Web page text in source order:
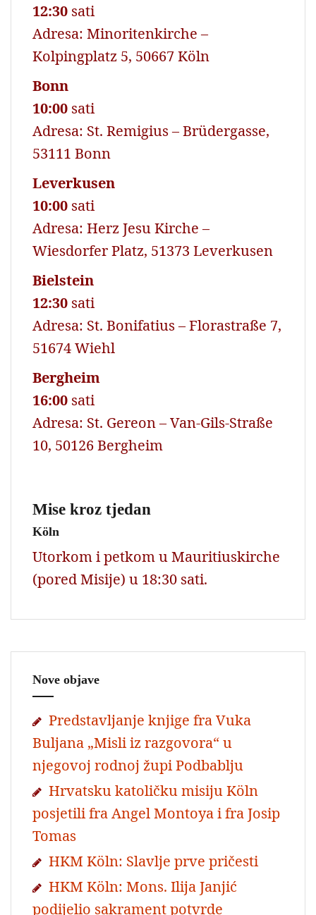
12:30 sati
Adresa: Minoritenkirche –
Kolpingplatz 5, 50667 Köln
Bonn
10:00 sati
Adresa: St. Remigius – Brüdergasse,
53111 Bonn
Leverkusen
10:00 sati
Adresa: Herz Jesu Kirche –
Wiesdorfer Platz, 51373 Leverkusen
Bielstein
12:30 sati
Adresa: St. Bonifatius – Florastraße 7,
51674 Wiehl
Bergheim
16:00 sati
Adresa: St. Gereon – Van-Gils-Straße
10, 50126 Bergheim
Mise kroz tjedan
Köln
Utorkom i petkom u Mauritiuskirche
(pored Misije) u 18:30 sati.
Nove objave
Predstavljanje knjige fra Vuka
Buljana „Misli iz razgovora“ u
njegovoj rodnoj župi Podbablju
Hrvatsku katoličku misiju Köln
posjetili fra Angel Montoya i fra Josip
Tomas
HKM Köln: Slavlje prve pričesti
HKM Köln: Mons. Ilija Janjić
podijelio sakrament potvrde